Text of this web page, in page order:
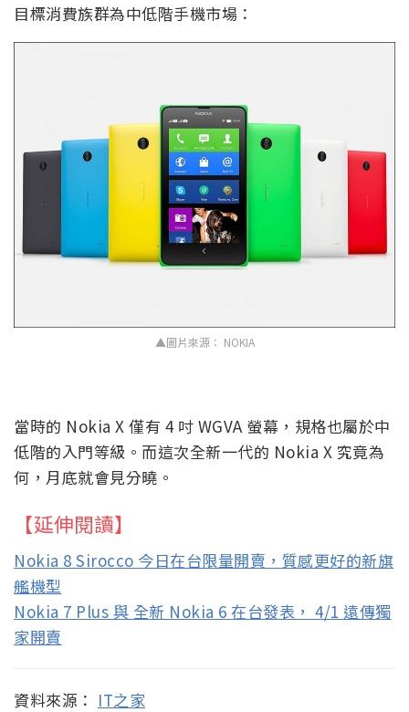
目標消費族群為中低階手機市場：
▲圖片來源： NOKIA
當時的 Nokia X 僅有 4 吋 WGVA 螢幕，規格也屬於中
低階的入門等級。而這次全新一代的 Nokia X 究竟為
何，月底就會見分曉。
【延伸閱讀】
Nokia 8 Sirocco 今日在台限量開賣，質感更好的新旗
艦機型
Nokia 7 Plus 與 全新 Nokia 6 在台發表， 4/1 遠傳獨
家開賣
資料來源： IT之家